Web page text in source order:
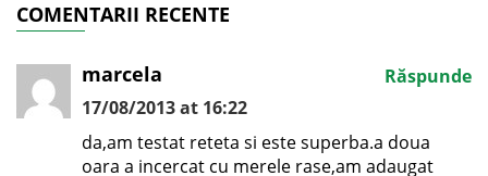
COMENTARII RECENTE
marcela
17/08/2013 at 16:22
da,am testat reteta si este superba.a doua
oara a incercat cu merele rase,am adaugat
Răspunde